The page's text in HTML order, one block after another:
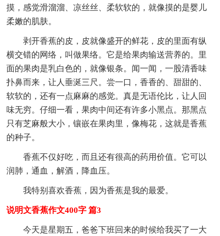
摸，感觉滑溜溜、凉丝丝、柔软软的，就像摸的是婴儿
柔嫩的肌肤。
剥开香蕉的皮，皮就像盛开的鲜花，皮的里面有纵
横交错的网络，叫做果络。它是给果肉输送营养的。里
面的果肉是乳白色的，就像银条。闻一闻，一股清香味
扑鼻而来，让人垂涎三尺。尝一口，香香的、甜甜的、
软软的，还有一点麻麻的感觉。真是无语伦比，让人回
味无穷。仔细一看，果肉中间还有许多小黑点。那黑点
只有芝麻般大小，镶嵌在果肉里，像梅花，这就是香蕉
的种子。
香蕉不仅好吃，而且还有很高的药用价值。它可以
润肺，通血，解酒，降血压。
我特别喜欢香蕉，因为香蕉是我的最爱。
说明文香蕉作文400字 篇3
今天是星期五，爸爸下班回来的时候给我买了一大